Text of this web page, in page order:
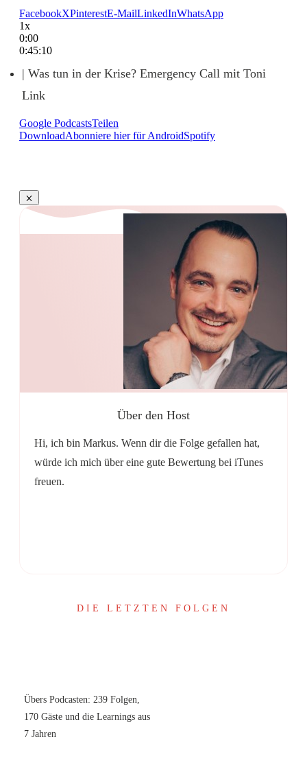
FacebookXPinterestE-MailLinkedInWhatsApp
1x
0:00
0:45:10
| Was tun in der Krise? Emergency Call mit Toni
Link
Google PodcastsTeilen
DownloadAbonniere hier für AndroidSpotify
Über den Host
Hi, ich bin Markus. Wenn dir die Folge gefallen hat,
würde ich mich über eine gute Bewertung bei iTunes
freuen.
DIE LETZTEN FOLGEN
Übers Podcasten: 239 Folgen,
170 Gäste und die Learnings aus
7 Jahren